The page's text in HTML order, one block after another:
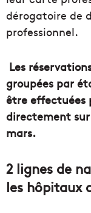
dérogatoire de
professionnel.
Les
groupées par
être effectuées
directement sur
mars.
2 lignes de
les hôpitaux